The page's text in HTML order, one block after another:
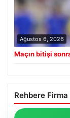
Ağustos 6, 2026
Maçın bitişi
Rehbere Firma